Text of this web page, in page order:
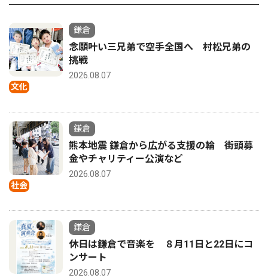
文化
鎌倉
念願叶い三兄弟で空手全国へ 村松兄弟の
挑戦
2026.08.07
社会
鎌倉
熊本地震 鎌倉から広がる支援の輪 街頭募
金やチャリティー公演など
2026.08.07
鎌倉
休日は鎌倉で音楽を ８月11日と22日にコ
ンサート
2026.08.07